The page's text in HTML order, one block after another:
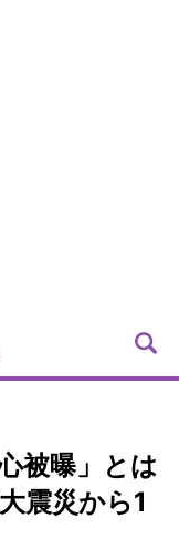
被曝」とは
震災から1